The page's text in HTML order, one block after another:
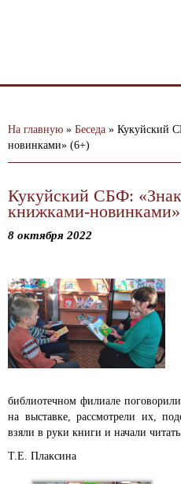
На главную » Беседа » Кукуйский
новинками» (6+)
Кукуйский СБФ:
книжками-
8 октября 2022
библиотечном филиале
на выставке, рассмотрели их,
взяли в руки книги и начали
Т.Е. Плаксина